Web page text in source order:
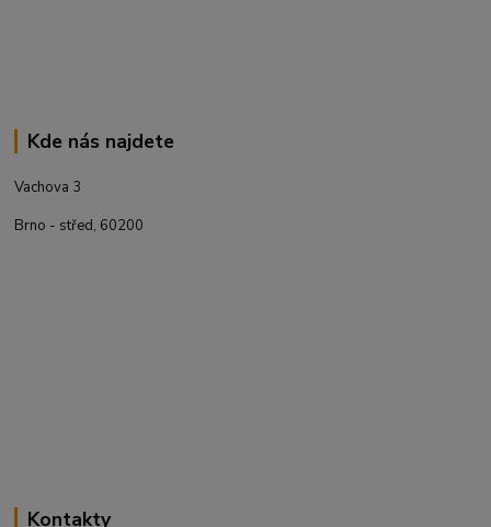
Kde nás najdete
Vachova 3
Brno - střed, 60200
Kontakty